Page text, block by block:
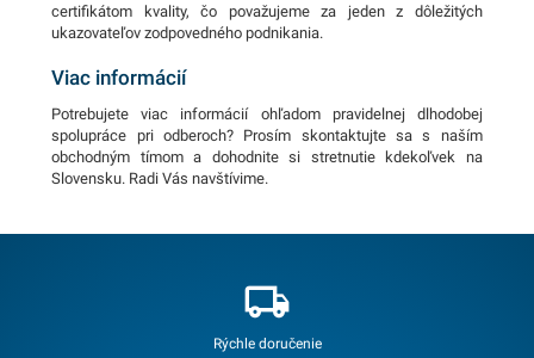
certifikátom kvality, čo považujeme za jeden z dôležitých
ukazovateľov zodpovedného podnikania.
Viac informácií
Potrebujete viac informácií ohľadom pravidelnej dlhodobej
spolupráce pri odberoch? Prosím skontaktujte sa s naším
obchodným tímom a dohodnite si stretnutie kdekoľvek na
Slovensku. Radi Vás navštívime.
Rýchle doručenie